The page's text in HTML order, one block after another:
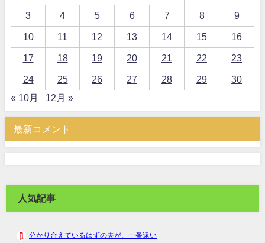
3 4 5 6 7 8 9
10 11 12 13 14 15 16
17 18 19 20 21 22 23
24 25 26 27 28 29
30
« 10月
12月 »
最新コメント
人気記事